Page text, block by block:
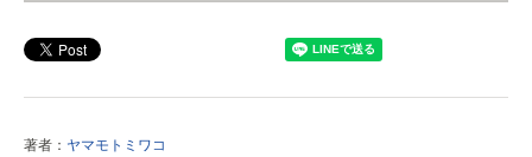
著者： ヤマモトミワコ